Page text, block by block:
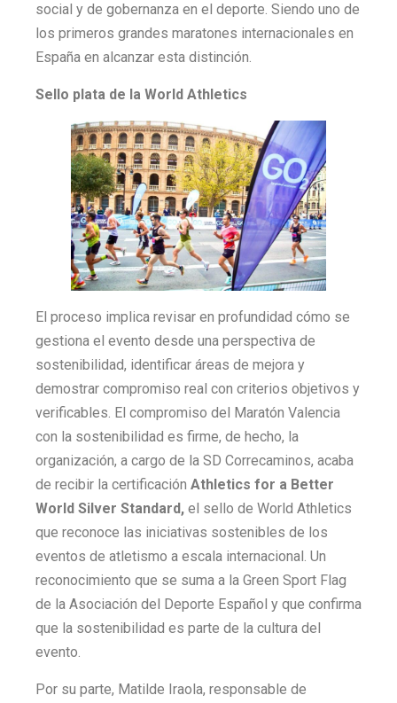
social y de gobernanza en el deporte. Siendo uno de
los primeros grandes maratones internacionales en
España en alcanzar esta distinción.
Sello plata de la World Athletics
El proceso implica revisar en profundidad cómo se
gestiona el evento desde una perspectiva de
sostenibilidad, identificar áreas de mejora y
demostrar compromiso real con criterios objetivos y
verificables. El compromiso del Maratón Valencia
con la sostenibilidad es firme, de hecho, la
organización, a cargo de la SD Correcaminos, acaba
de recibir la certificación Athletics for a Better
World Silver Standard, el sello de World Athletics
que reconoce las iniciativas sostenibles de los
eventos de atletismo a escala internacional. Un
reconocimiento que se suma a la Green Sport Flag
de la Asociación del Deporte Español y que confirma
que la sostenibilidad es parte de la cultura del
evento.
Por su parte, Matilde Iraola, responsable de